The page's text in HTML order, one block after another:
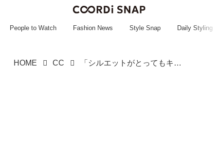
~~~~~~~~~~~
People to Watch Fashion News Style Snap Daily Styling
HOME CC 「シルエットがとってもキレイ！」【LEPSIM】下半身カバーにも使える「優秀コクーンパンツ」